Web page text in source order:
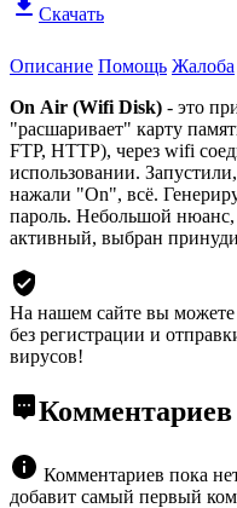
Скачать
Описание Помощь Жалоба
On Air (Wifi Disk) - это
"расшаривает" карту
FTP, HTTP), через wifi
использовании.
нажали "On", всё.
пароль. Небольшой
активный, выбран
На нашем сайте вы
без регистрации и
вирусов!
Комментариев
Комментариев пока
добавит самый первый